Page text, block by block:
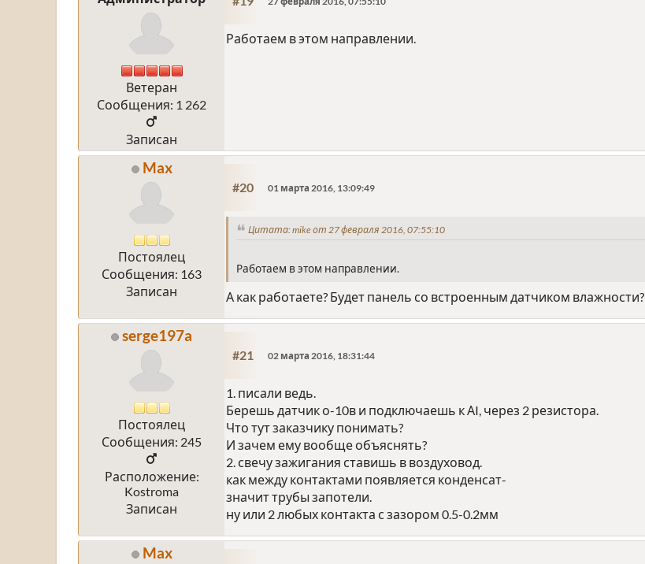
Ветеран
Сообщения: 1 262
Записан
Работаем в этом направлении.
Max
Постоялец
Сообщения: 163
Записан
#20 01 марта 2016, 13:09:49
Цитата: mike от 27 февраля 2016, 07:55:10
Работаем в этом направлении.
А как работаете? Будет панель со встроенным датчиком влажности?
serge197a
Постоялец
Сообщения: 245
Расположение:
Kostroma
Записан
#21 02 марта 2016, 18:31:44
1. писали ведь.
Берешь датчик о-10в и подключаешь к АI, через 2 резистора.
Что тут заказчику понимать?
И зачем ему вообще объяснять?
2. свечу зажигания ставишь в воздуховод.
как между контактами появляется конденсат-
значит трубы запотели.
ну или 2 любых контакта с зазором 0.5-0.2мм
Max